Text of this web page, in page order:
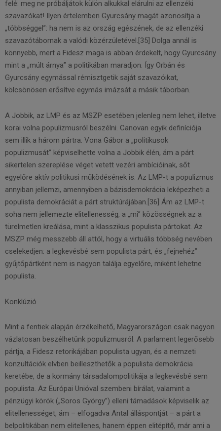
felé: meg ne próbáljátok külön alkukkal elárulni az ellenzéki
szavazókat! Ilyen értelemben Gyurcsány magát azonosítja a
„többséggel”: ha nem is az ország egészének, de az ellenzéki
szavazótábornak a valódi közérzületével.[35] Dolga annál is
könnyebb, mert a Fidesz maga is abban érdekelt, hogy Gyurcsány
mint a „múlt árnya” a politikában maradjon. Így Orbán és
Gyurcsány egymással rémisztgetik saját szavazóikat,
kölcsönösen erősítve egymás imázsát a másik táborban.
A Jobbik, az LMP és az MSZP esetében jelenleg nem lehet, illetve
korai volna populizmusról beszélni. Canovan egyik definíciója
sem illik a három pártra. Vona Gábor a „politikusok
populizmusát” képviselhette volna a Jobbik élén, ám a párt
sikertelen szereplése véget vetett vezéri ambícióinak, sőt
egyelőre aktív politikusi működésének is. Az LMP-t a populizmus
annyiban jellemzi, amennyiben a bázisdemokrácia leképezheti a
populista demokráciát a párt struktúrájában.[36] Ám az LMP-t
soha nem jellemezte elitellenesség, a „mi” közösségnek az a
türelmetlen kreálása, mint a klasszikus populista pártokat. Az
MSZP még messzebb áll attól, hogy a virtuális többség nevében
cselekedjen: a legkevésbé sem populista párt, és „fejnehéz”
gyűjtőpártként nem is nagyon találja egyelőre, miként lehetne
populista.
Konklúzió
Mint a fentiek alapján érzékelhető, Magyarországon csak nagyon
vázlatosan beszélhetünk populizmusról. A parlament legerősebb
pártja, a Fidesz retorikájában populista ugyan, és a nemzeti
konzultációk elvben beilleszthetők a populista demokrácia
keretébe, de a kormány társadalompolitikája a legkevésbé sem
populista. Az Európai Unióval szembeni bírálat, valamint a
pénzügyi körök („Soros György”) elleni támadások képviselik az
elitellenességet, ám – elfogadva Antal álláspontját – a párt a
belpolitikában nem elitellenes, hanem éppen elitépítő, már ami a